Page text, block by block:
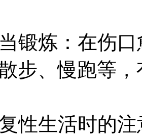
炼：在伤口
步、慢跑等
生活时的注